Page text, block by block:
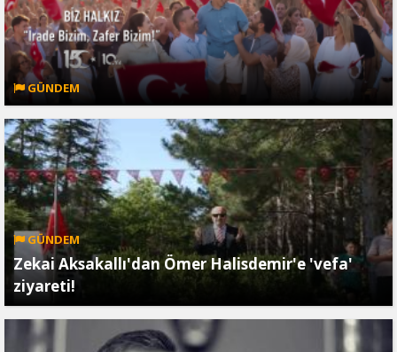
GÜNDEM
GÜNDEM
Zekai Aksakallı'dan Ömer Halisdemir'e 'vefa'
ziyareti!